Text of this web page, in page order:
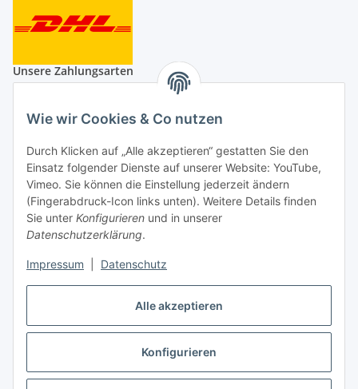
Alle akzeptieren
Konfigurieren
Wie wir Cookies & Co nutzen
Durch Klicken auf „Alle akzeptieren“ gestatten Sie den
Einsatz folgender Dienste auf unserer Website: YouTube,
Vimeo. Sie können die Einstellung jederzeit ändern
(Fingerabdruck-Icon links unten). Weitere Details finden
Sie unter Konfigurieren und in unserer
Datenschutzerklärung.
Impressum Datenschutz
Unsere Zahlungsarten
Auf Nummer sicher
Ein Partnershop der
Vertrag widerrufen
* Alle Preise inkl. gesetzlicher USt., zzgl.